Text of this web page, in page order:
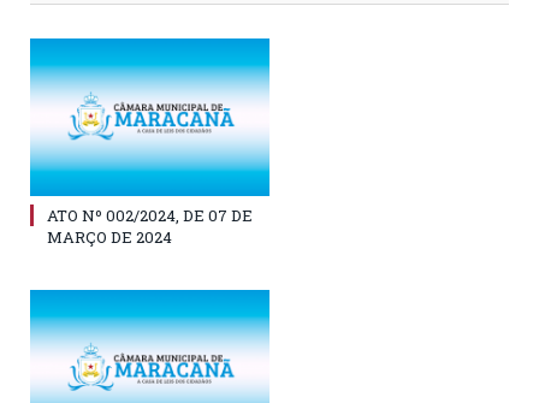
ATO Nº 002/2024, DE 07 DE
MARÇO DE 2024